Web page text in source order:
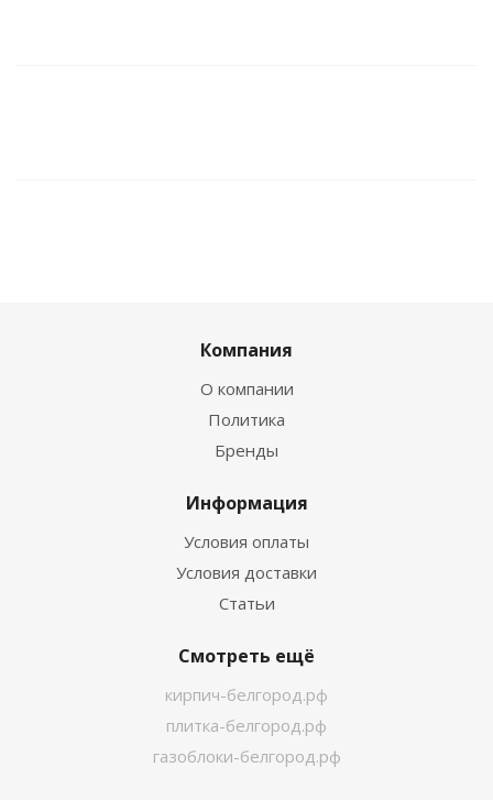
Компания
О компании
Политика
Бренды
Информация
Условия оплаты
Условия доставки
Статьи
Смотреть ещё
кирпич-белгород.рф
плитка-белгород.рф
газоблоки-белгород.рф